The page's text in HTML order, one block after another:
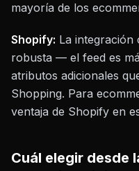
mayoría de los
Shopify: La integración
robusta — el feed es
atributos adicionales
Shopping. Para
ventaja de Shopify en
Cuál elegir desde